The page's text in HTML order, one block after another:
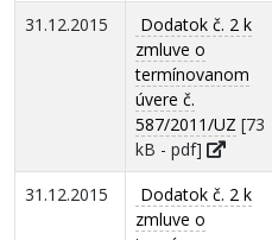
31.12.2015
Dodatok č. 2 k
zmluve o
termínovanom
úvere č.
587/2011/UZ [73
kB - pdf]
31.12.2015
Dodatok č. 2 k
zmluve o